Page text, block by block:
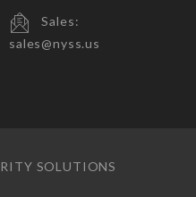
Sales:
sales@nyss.us
SOLUTIONS